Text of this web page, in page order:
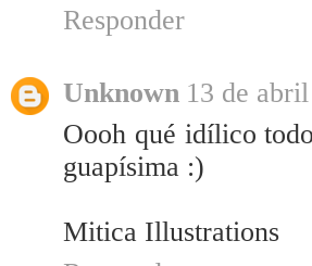
Responder
Unknown 13 de
Oooh qué idílico
guapísima :)
Mitica Illustrations